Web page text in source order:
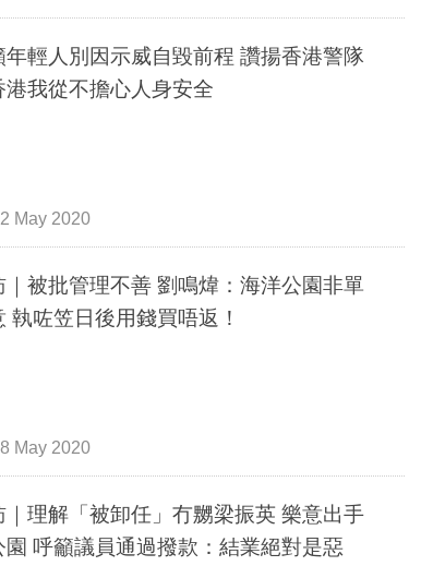
年輕人別因示威自毀前程 讚揚香港警隊
港我從不擔心人身安全
May 2020
｜被批管理不善 劉鳴煒：海洋公園非單
執咗笠日後用錢買唔返！
May 2020
｜理解「被卸任」冇嬲梁振英 樂意出手
園 呼籲議員通過撥款：結業絕對是惡